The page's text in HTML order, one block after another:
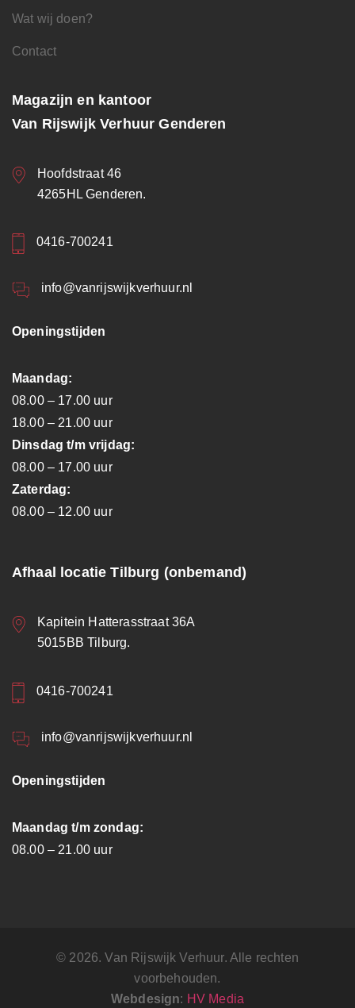
Wat wij doen?
Contact
Magazijn en kantoor
Van Rijswijk Verhuur Genderen
Hoofdstraat 46
4265HL Genderen.
0416-700241
info@vanrijswijkverhuur.nl
Openingstijden
Maandag:
08.00 – 17.00 uur
18.00 – 21.00 uur
Dinsdag t/m vrijdag:
08.00 – 17.00 uur
Zaterdag:
08.00 – 12.00 uur
Afhaal locatie Tilburg (onbemand)
Kapitein Hatterasstraat 36A
5015BB Tilburg.
0416-700241
info@vanrijswijkverhuur.nl
Openingstijden
Maandag t/m zondag:
08.00 – 21.00 uur
© 2026. Van Rijswijk Verhuur. Alle rechten
voorbehouden.
Webdesign: HV Media